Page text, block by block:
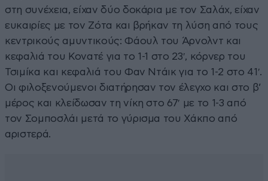
στη συνέχεια, είχαν δύο δοκάρια με τον Σαλάχ, είχαν
ευκαιρίες με τον Ζότα και βρήκαν τη λύση από τους
κεντρικούς αμυντικούς: Φάουλ του Άρνολντ και
κεφαλιά του Κονατέ για το 1-1 στο 23′, κόρνερ του
Τσιμίκα και κεφαλιά του Φαν Ντάικ για το 1-2 στο 41′.
Οι φιλοξενούμενοι διατήρησαν τον έλεγχο και στο β’
μέρος και κλείδωσαν τη νίκη στο 67′ με το 1-3 από
τον Σομποσλάι μετά το γύρισμα του Χάκπο από
αριστερά.